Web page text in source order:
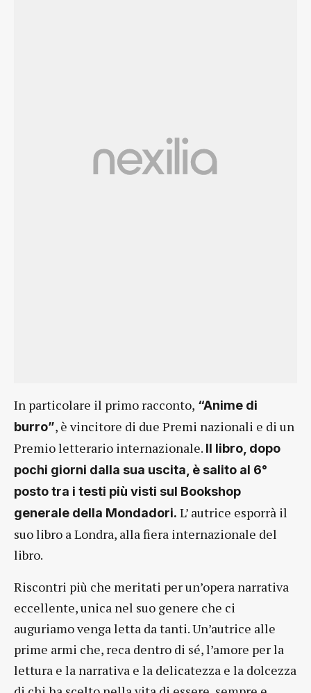
In particolare il primo racconto, “Anime di
burro”, è vincitore di due Premi nazionali e di un
Premio letterario internazionale. Il libro, dopo
pochi giorni dalla sua uscita, è salito al 6°
posto tra i testi più visti sul Bookshop
generale della Mondadori. L’ autrice esporrà il
suo libro a Londra, alla fiera internazionale del
libro.
Riscontri più che meritati per un’opera narrativa
eccellente, unica nel suo genere che ci
auguriamo venga letta da tanti. Un’autrice alle
prime armi che, reca dentro di sé, l’amore per la
lettura e la narrativa e la delicatezza e la dolcezza